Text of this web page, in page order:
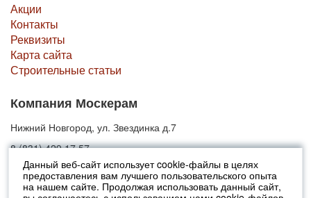
Данный веб-сайт использует cookie-файлы в целях
предоставления вам лучшего пользовательского опыта
на нашем сайте. Продолжая использовать данный сайт,
Акции
Контакты
Реквизиты
Карта сайта
Строительные статьи
Компания Москерам
Нижний Новгород, ул. Звездинка д.7
8 (831) 429 17 57
© 2010-2026 Москерам
Указанные на сайте цены не являются публичной офертой (ст.435 ГК